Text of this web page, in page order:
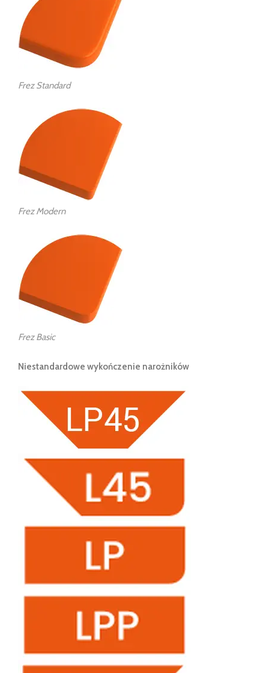
Frez Standard
Frez Modern
Frez Basic
Niestandardowe wykończenie narożników